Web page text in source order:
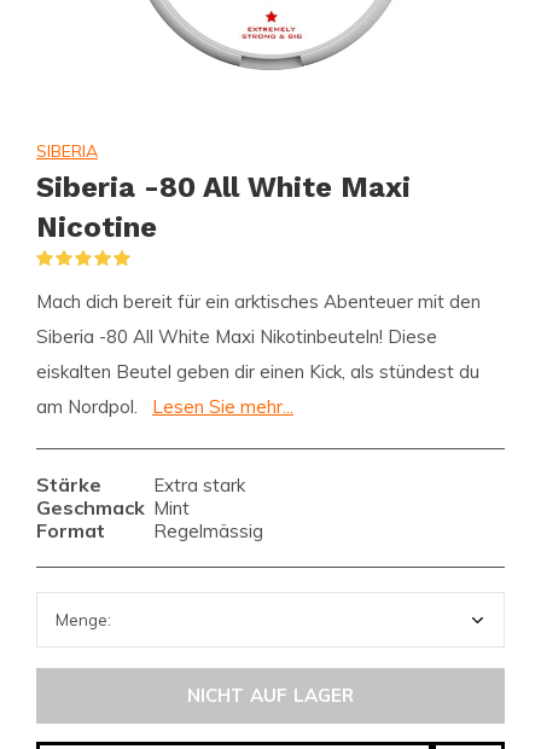
SIBERIA
Siberia -80 All White Maxi
Nicotine
Mach dich bereit für ein arktisches Abenteuer mit den
Siberia -80 All White Maxi Nikotinbeuteln! Diese
eiskalten Beutel geben dir einen Kick, als stündest du
am Nordpol.
Lesen Sie mehr...
Stärke Extra stark
Geschmack Mint
Format Regelmässig
NICHT AUF LAGER